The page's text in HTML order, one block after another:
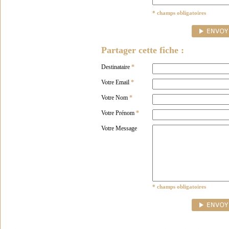
* champs obligatoires
Partager cette fiche :
Destinataire *
Votre Email *
Votre Nom *
Votre Prénom *
Votre Message
* champs obligatoires